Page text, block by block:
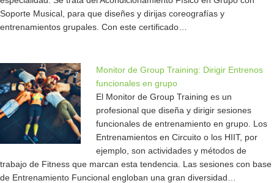
Soporte Musical, para que diseñes y dirijas coreografías y
entrenamientos grupales. Con este certificado…
Monitor de Group Training: Dirigir Entrenos
funcionales en grupo
El Monitor de Group Training es un
profesional que diseña y dirigir sesiones
funcionales de entrenamiento en grupo. Los
Entrenamientos en Circuito o los HIIT, por
ejemplo, son actividades y métodos de
trabajo de Fitness que marcan esta tendencia. Las sesiones con base
de Entrenamiento Funcional engloban una gran diversidad…